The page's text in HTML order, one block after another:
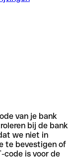
van je bank
bij de bank
we niet in
te bevestigen of
code is voor de